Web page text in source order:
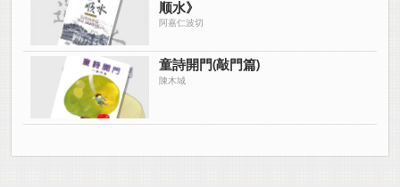
顺水》
阿嘉仁波切
童詩開門(敲門篇)
陳木城